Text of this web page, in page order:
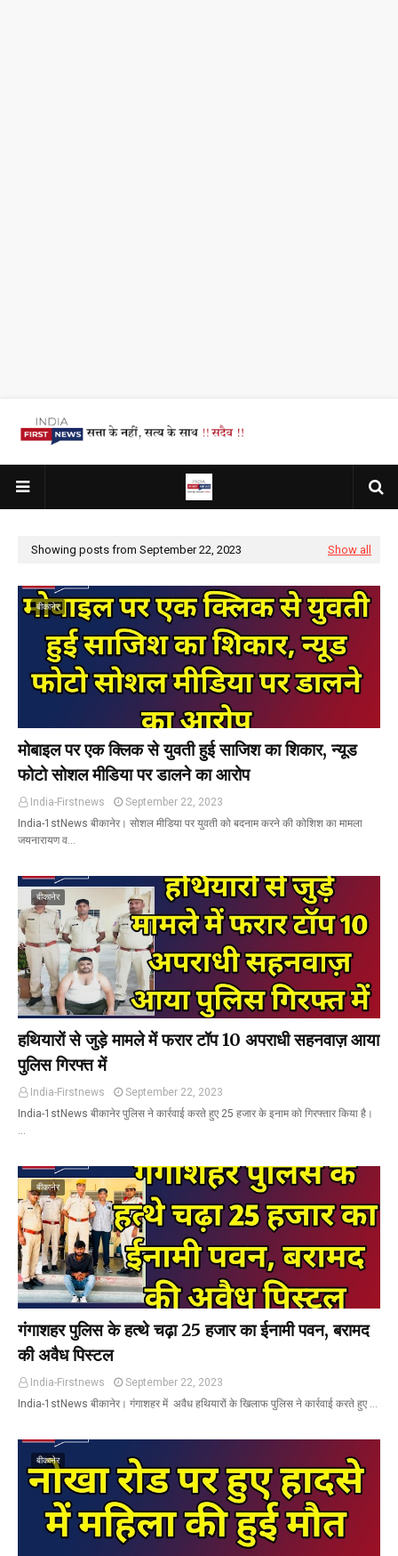
Showing posts from September 22, 2023 Show all
बीकानेर
मोबाइल पर एक क्लिक से युवती हुई साजिश का शिकार, न्यूड
फोटो सोशल मीडिया पर डालने का आरोप
India-Firstnews
September 22, 2023
India-1stNews बीकानेर। सोशल मीडिया पर युवती को बदनाम करने की कोशिश का मामला
जयनारायण व…
बीकानेर
हथियारों से जुड़े मामले में फरार टॉप 10 अपराधी सहनवाज़ आया
पुलिस गिरफ्त में
India-Firstnews
September 22, 2023
India-1stNews बीकानेर पुलिस ने कार्रवाई करते हुए 25 हजार के इनाम को गिरफ्तार किया है।
…
बीकानेर
गंगाशहर पुलिस के हत्थे चढ़ा 25 हजार का ईनामी पवन, बरामद
की अवैध पिस्टल
India-Firstnews
September 22, 2023
India-1stNews बीकानेर। गंगाशहर में अवैध हथियारों के खिलाफ पुलिस ने कार्रवाई करते हुए …
बीकानेर